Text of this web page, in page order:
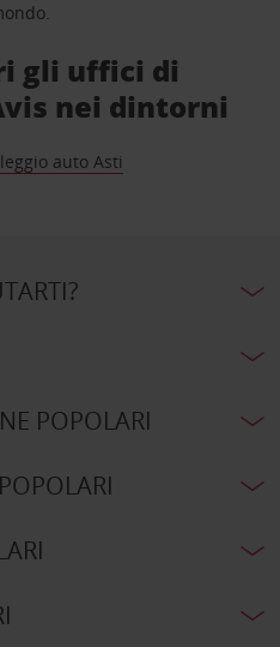
gli uffici di
nei dintorni
auto Asti
POPOLARI